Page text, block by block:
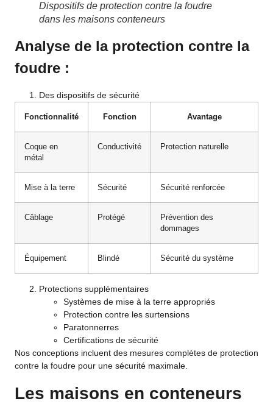
Dispositifs de protection contre la foudre
dans les maisons conteneurs
Analyse de la protection contre la
foudre :
Des dispositifs de sécurité
Fonctionnalité Fonction Avantage
Coque en
métal
Conductivité Protection naturelle
Mise à la terre Sécurité Sécurité renforcée
Câblage Protégé
Prévention des
dommages
Équipement Blindé Sécurité du système
Protections supplémentaires
Systèmes de mise à la terre appropriés
Protection contre les surtensions
Paratonnerres
Certifications de sécurité
Nos conceptions incluent des mesures complètes de protection
contre la foudre pour une sécurité maximale.
Les maisons en conteneurs